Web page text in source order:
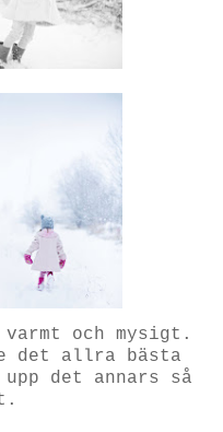
och mysigt.
det allra bästa
det annars så